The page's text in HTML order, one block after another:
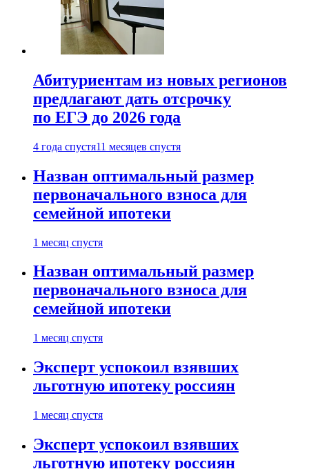
Абитуриентам из новых регионов
предлагают дать отсрочку
по ЕГЭ до 2026 года
4 года спустя11 месяцев спустя
Назван оптимальный размер
первоначального взноса для
семейной ипотеки
1 месяц спустя
Назван оптимальный размер
первоначального взноса для
семейной ипотеки
1 месяц спустя
Эксперт успокоил взявших
льготную ипотеку россиян
1 месяц спустя
Эксперт успокоил взявших
льготную ипотеку россиян